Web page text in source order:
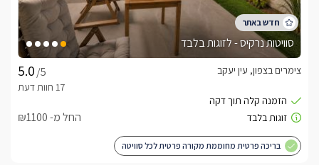
סוויטות נרקיס - לזוגות בלבד
/5
צימרים בצפון, עין יעקב
החל מ- ₪1100
בריכה פרטית מחוממת מקורה פרטית לכל סוויטה